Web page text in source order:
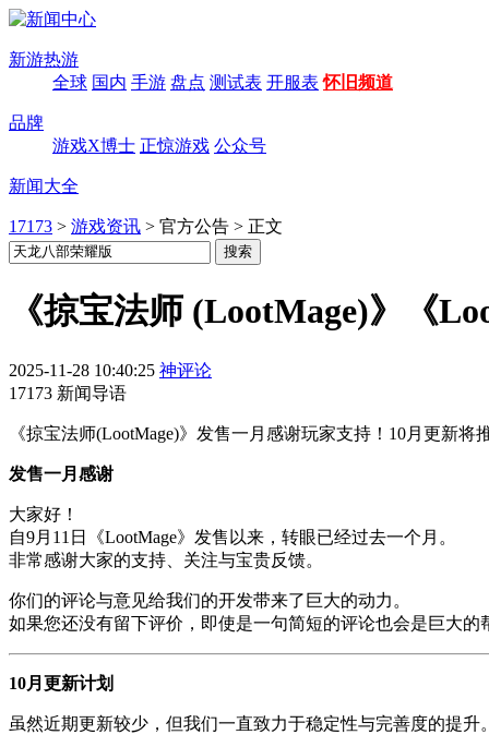
新游热游
全球 国内 手游 盘点 测试表 开服表 怀旧频道
品牌
游戏X博士 正惊游戏 公众号
新闻大全
17173 > 游戏资讯 > 官方公告 > 正文
《掠宝法师 (LootMage)》《
2025-11-28 10:40:25 神评论
17173 新闻导语
《掠宝法师(LootMage)》发售一月感谢玩家支持！10月更新
发售一月感谢
大家好！
自9月11日《LootMage》发售以来，转眼已经过去一个月。
非常感谢大家的支持、关注与宝贵反馈。
你们的评论与意见给我们的开发带来了巨大的动力。
如果您还没有留下评价，即使是一句简短的评论也会是巨大的
10月更新计划
虽然近期更新较少，但我们一直致力于稳定性与完善度的提升。